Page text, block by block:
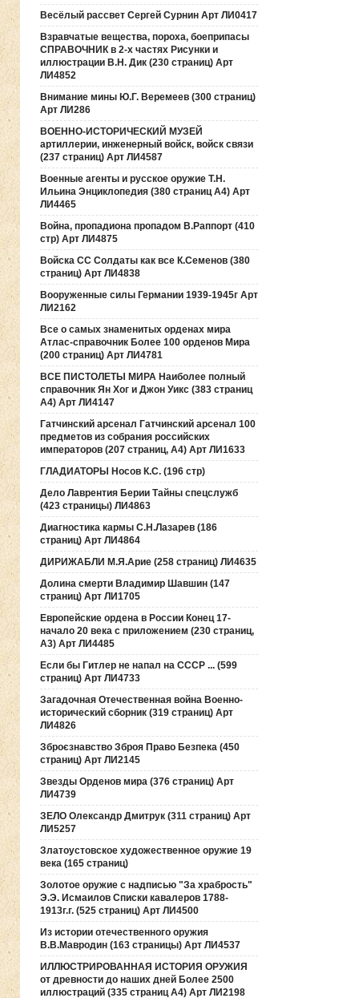
Весёлый рассвет Сергей Сурнин Арт ЛИ0417
Взравчатые вещества, пороха, боеприпасы
СПРАВОЧНИК в 2-х частях Рисунки и
иллюстрации В.Н. Дик (230 страниц) Арт
ЛИ4852
Внимание мины Ю.Г. Веремеев (300 страниц)
Арт ЛИ286
ВОЕННО-ИСТОРИЧЕСКИЙ МУЗЕЙ
артиллерии, инженерный войск, войск связи
(237 страниц) Арт ЛИ4587
Военные агенты и русское оружие Т.Н.
Ильина Энциклопедия (380 страниц А4) Арт
ЛИ4465
Война, пропадиона пропадом В.Раппорт (410
стр) Арт ЛИ4875
Войска СС Солдаты как все К.Семенов (380
страниц) Арт ЛИ4838
Вооруженные силы Германии 1939-1945г Арт
ЛИ2162
Все о самых знаменитых орденах мира
Атлас-справочник Более 100 орденов Мира
(200 страниц) Арт ЛИ4781
ВСЕ ПИСТОЛЕТЫ МИРА Наиболее полный
справочник Ян Хог и Джон Уикс (383 страниц
А4) Арт ЛИ4147
Гатчинский арсенал Гатчинский арсенал 100
предметов из собрания российских
императоров (207 страниц, А4) Арт ЛИ1633
ГЛАДИАТОРЫ Носов К.С. (196 стр)
Дело Лаврентия Берии Тайны спецслужб
(423 страницы) ЛИ4863
Диагностика кармы С.Н.Лазарев (186
страниц) Арт ЛИ4864
ДИРИЖАБЛИ М.Я.Арие (258 страниц) ЛИ4635
Долина смерти Владимир Шавшин (147
страниц) Арт ЛИ1705
Европейские ордена в России Конец 17-
начало 20 века с приложением (230 страниц,
А3) Арт ЛИ4485
Если бы Гитлер не напал на СССР ... (599
страниц) Арт ЛИ4733
Загадочная Отечественная война Военно-
исторический сборник (319 страниц) Арт
ЛИ4826
Зброєзнавство Зброя Право Безпека (450
страниц) Арт ЛИ2145
Звезды Орденов мира (376 страниц) Арт
ЛИ4739
ЗЕЛО Олександр Дмитрук (311 страниц) Арт
ЛИ5257
Златоустовское художественное оружие 19
века (165 страниц)
Золотое оружие с надписью "За храбрость"
Э.Э. Исмаилов Списки кавалеров 1788-
1913г.г. (525 страниц) Арт ЛИ4500
Из истории отечественного оружия
В.В.Мавродин (163 страницы) Арт ЛИ4537
ИЛЛЮСТРИРОВАННАЯ ИСТОРИЯ ОРУЖИЯ
от древности до наших дней Более 2500
иллюстраций (335 страниц А4) Арт ЛИ2198